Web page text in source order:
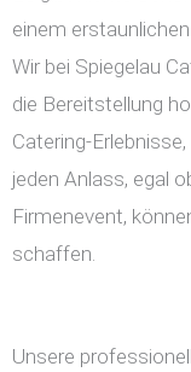
einem
Wir bei Spiegelau
die Bereitstellung
Catering-
jeden Anlass, egal
Firmenevent,
schaffen.
Unsere